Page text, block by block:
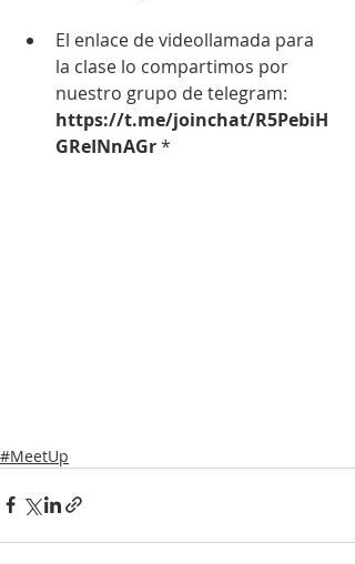
El enlace de videollamada para
la clase lo compartimos por
nuestro grupo de telegram:
https://t.me/joinchat/R5PebiH
GReINnAGr *
#MeetUp